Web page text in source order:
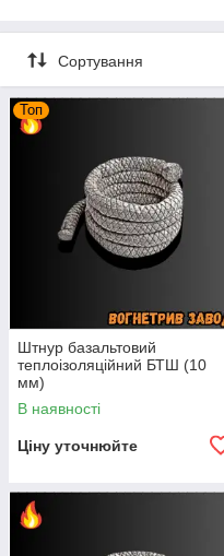
середовищ, включно з
Висока міцність
:
:
не виділяє токсичних
Застосування:
Ущільнення стиків
димоходах.
Теплоізоляція й
обладнання.
Сортування
Топ
Штнур базальтовий
теплоізоляційний БТШ (10
мм)
В наявності
Ціну уточнюйте